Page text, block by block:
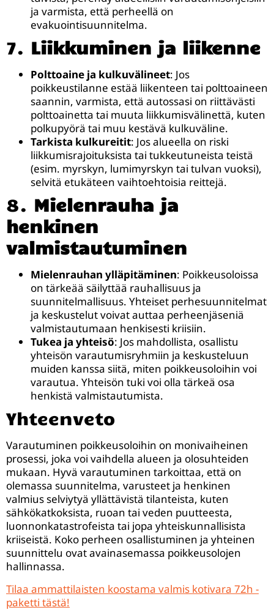
ja varmista, että perheellä on
evakuointisuunnitelma.
7. Liikkuminen ja liikenne
Polttoaine ja kulkuvälineet: Jos
poikkeustilanne estää liikenteen tai polttoaineen
saannin, varmista, että autossasi on riittävästi
polttoainetta tai muuta liikkumisvälinettä, kuten
polkupyörä tai muu kestävä kulkuväline.
Tarkista kulkureitit: Jos alueella on riski
liikkumisrajoituksista tai tukkeutuneista teistä
(esim. myrskyn, lumimyrskyn tai tulvan vuoksi),
selvitä etukäteen vaihtoehtoisia reittejä.
8. Mielenrauha ja
henkinen
valmistautuminen
Mielenrauhan ylläpitäminen: Poikkeusoloissa
on tärkeää säilyttää rauhallisuus ja
suunnitelmallisuus. Yhteiset perhesuunnitelmat
ja keskustelut voivat auttaa perheenjäseniä
valmistautumaan henkisesti kriisiin.
Tukea ja yhteisö: Jos mahdollista, osallistu
yhteisön varautumisryhmiin ja keskusteluun
muiden kanssa siitä, miten poikkeusoloihin voi
varautua. Yhteisön tuki voi olla tärkeä osa
henkistä valmistautumista.
Yhteenveto
Varautuminen poikkeusoloihin on monivaiheinen
prosessi, joka voi vaihdella alueen ja olosuhteiden
mukaan. Hyvä varautuminen tarkoittaa, että on
olemassa suunnitelma, varusteet ja henkinen
valmius selviytyä yllättävistä tilanteista, kuten
sähkökatkoksista, ruoan tai veden puutteesta,
luonnonkatastrofeista tai jopa yhteiskunnallisista
kriiseistä. Koko perheen osallistuminen ja yhteinen
suunnittelu ovat avainasemassa poikkeusolojen
hallinnassa.
Tilaa ammattilaisten koostama valmis kotivara 72h -
paketti tästä!